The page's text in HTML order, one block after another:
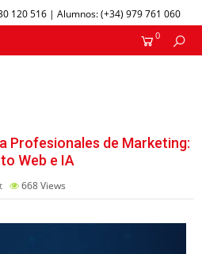
120 516 | Alumnos: (+34) 979 761 060
0
Profesionales de Marketing:
Web e IA
668Views